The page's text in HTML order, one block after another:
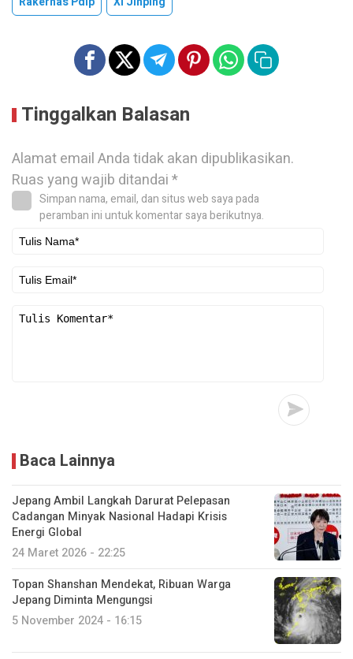
Tinggalkan Balasan
Alamat email Anda tidak akan dipublikasikan.
Ruas yang wajib ditandai*
Simpan nama, email, dan situs web saya pada
peramban ini untuk komentar saya berikutnya.
Baca Lainnya
Jepang Ambil Langkah Darurat Pelepasan
Cadangan Minyak Nasional Hadapi Krisis
Energi Global
24 Maret 2026 - 22:25
Topan Shanshan Mendekat, Ribuan Warga
Jepang Diminta Mengungsi
5 November 2024 - 16:15